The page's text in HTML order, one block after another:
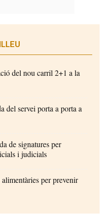
del nou carril 2+1 a la
del servei porta a porta a
de signatures per
i judicials
per prevenir